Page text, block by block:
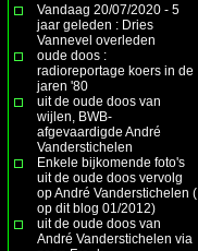
Vandaag 20/07/2020 - 5
jaar geleden : Dries
Vannevel overleden
oude doos :
radioreportage koers in de
jaren '80
uit de oude doos van
wijlen, BWB-
afgevaardigde André
Vanderstichelen
Enkele bijkomende foto's
uit de oude doos vervolg
op André Vanderstichelen (
op dit blog 01/2012)
uit de oude doos van
André Vanderstichelen via